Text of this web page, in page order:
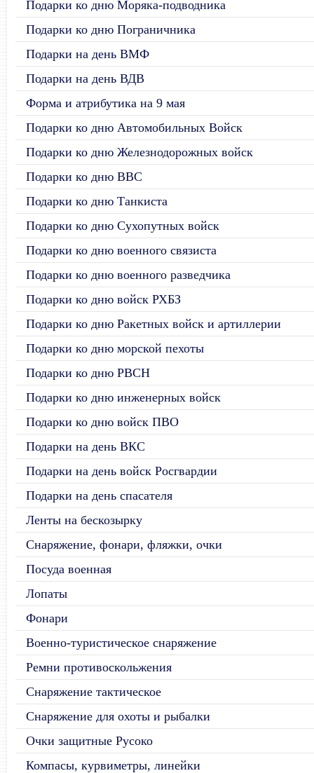
Подарки ко дню Моряка-подводника
Подарки ко дню Пограничника
Подарки на день ВМФ
Подарки на день ВДВ
Форма и атрибутика на 9 мая
Подарки ко дню Автомобильных Войск
Подарки ко дню Железнодорожных войск
Подарки ко дню ВВС
Подарки ко дню Танкиста
Подарки ко дню Сухопутных войск
Подарки ко дню военного связиста
Подарки ко дню военного разведчика
Подарки ко дню войск РХБЗ
Подарки ко дню Ракетных войск и артиллерии
Подарки ко дню морской пехоты
Подарки ко дню РВСН
Подарки ко дню инженерных войск
Подарки ко дню войск ПВО
Подарки на день ВКС
Подарки на день войск Росгвардии
Подарки на день спасателя
Ленты на бескозырку
Снаряжение, фонари, фляжки, очки
Посуда военная
Лопаты
Фонари
Военно-туристическое снаряжение
Ремни противоскольжения
Снаряжение тактическое
Снаряжение для охоты и рыбалки
Очки защитные Русоко
Компасы, курвиметры, линейки